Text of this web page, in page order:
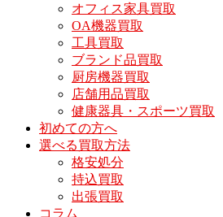
オフィス家具買取
OA機器買取
工具買取
ブランド品買取
厨房機器買取
店舗用品買取
健康器具・スポーツ買取
初めての方へ
選べる買取方法
格安処分
持込買取
出張買取
コラム